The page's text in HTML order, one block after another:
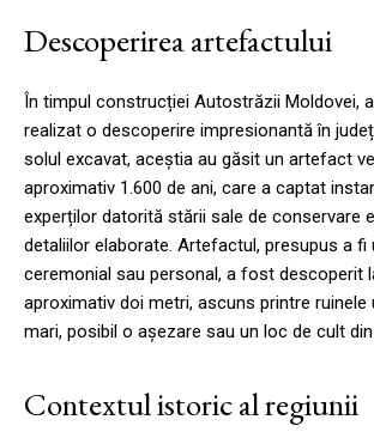
Descoperirea artefactului
În timpul construcției Autostrăzii Moldovei,
realizat o descoperire impresionantă în
solul excavat, aceștia au găsit un artefact
aproximativ 1.600 de ani, care a captat
experților datorită stării sale de conservare
detaliilor elaborate. Artefactul, presupus a fi
ceremonial sau personal, a fost descoperit
aproximativ doi metri, ascuns printre
mari, posibil o așezare sau un loc de cult
Contextul istoric al regiunii